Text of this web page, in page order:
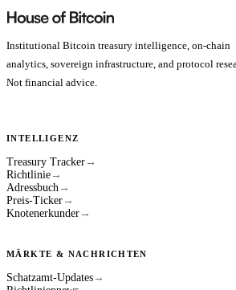
Institutional Bitcoin treasury intelligence, on-chain
analytics, sovereign infrastructure, and protocol
Not financial advice.
INTELLIGENZ
Treasury Tracker →
Richtlinie →
Adressbuch →
Preis-Ticker →
Knotenerkunder →
MÄRKTE & NACHRICHTEN
Schatzamt-Updates →